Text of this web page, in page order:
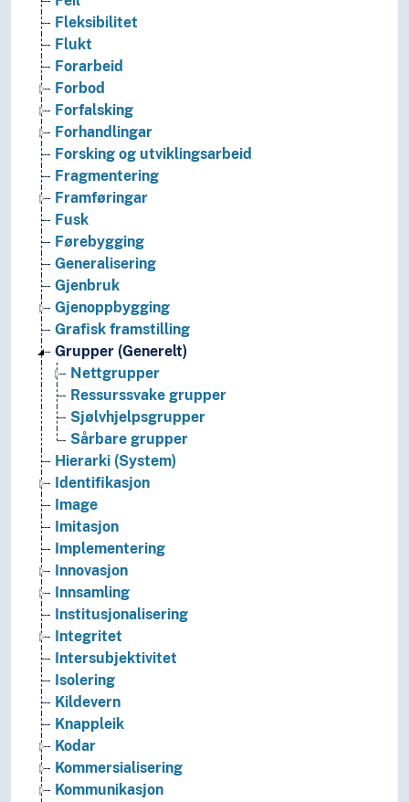
Fleksibilitet
Flukt
Forarbeid
Forbod
Forfalsking
Forhandlingar
Forsking og utviklingsarbeid
Fragmentering
Framføringar
Fusk
Førebygging
Generalisering
Gjenbruk
Gjenoppbygging
Grafisk framstilling
Grupper (Generelt)
Nettgrupper
Ressurssvake grupper
Sjølvhjelpsgrupper
Sårbare grupper
Hierarki (System)
Identifikasjon
Image
Imitasjon
Implementering
Innovasjon
Innsamling
Institusjonalisering
Integritet
Intersubjektivitet
Isolering
Kildevern
Knappleik
Kodar
Kommersialisering
Kommunikasjon